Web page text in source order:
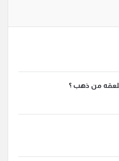
من ذهب ؟